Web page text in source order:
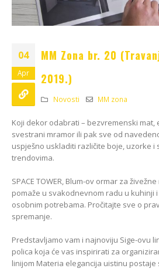
04
Apr
MM Zona br. 20
2019.)
Novosti MM zona
Koji dekor odabrati – bezvremenski mat,
svestrani mramor ili pak sve od
uspješno uskladiti različite boje, uzorke i
trendovima.
SPACE TOWER, Blum-ov ormar za
pomaže u svakodnevnom radu u kuhinji
osobnim potrebama. Pročitajte sve o
spremanje.
Predstavljamo vam i najnoviju Sige-ovu
polica koja će vas inspirirati za
linijom Materia elegancija uistinu postaje
sakriti utičnice u
namještaju i riješiti se
kablova jednom
EGGER Dekorativna
kolekcija 26+
Inspiracija bez granica:
Pogledajte kako Lamello
spaja i najzahtjevnije
kutove
12/05/2026